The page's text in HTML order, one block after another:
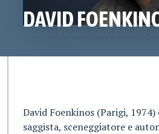
DAVID
David Foenkinos (Parigi, 1974)
saggista, sceneggiatore e